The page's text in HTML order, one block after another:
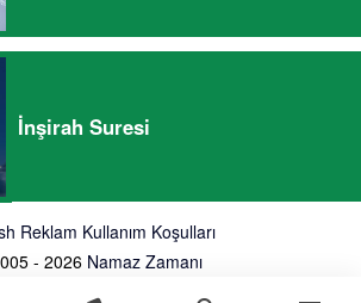
İnşirah Suresi
Reklam Kullanım Koşulları
- 2026 Namaz Zamanı